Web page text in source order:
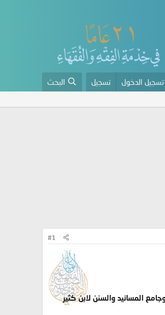
تسجيل الدخول تسجيل البحث
#1
المسانيد والسنن لابن كثير